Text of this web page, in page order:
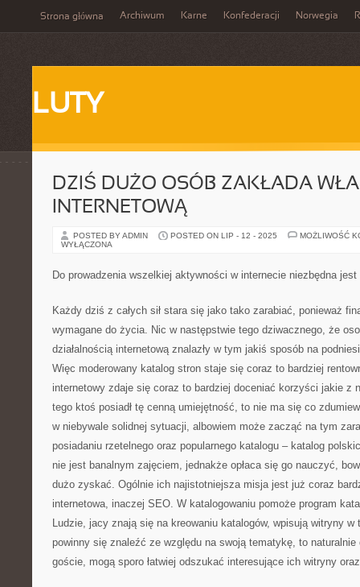
Strona główna Archiwum Karne Konfederacji Norwegia
LUTY
DZIŚ DUŻO OSÓB ZAKŁADA
INTERNETOWĄ
POSTED BY ADMIN POSTED ON LIP - 12 - 2025
MOŻLIWOŚĆ
WYŁĄCZONA
Do prowadzenia wszelkiej aktywności w internecie niezbędna
Każdy dziś z całych sił stara się jako tako zarabiać, ponieważ
wymagane do życia. Nic w następstwie tego dziwacznego, że
działalnością internetową znalazły w tym jakiś sposób na
Więc moderowany katalog stron staje się coraz to bardziej
internetowy zdaje się coraz to bardziej doceniać korzyści jakie z
tego ktoś posiadł tę cenną umiejętność, to nie ma się co
w niebywale solidnej sytuacji, albowiem może zacząć na tym
posiadaniu rzetelnego oraz popularnego katalogu – katalog
nie jest banalnym zajęciem, jednakże opłaca się go nauczyć,
dużo zyskać. Ogólnie ich najistotniejsza misja jest już coraz
internetowa, inaczej SEO. W katalogowaniu pomoże program
Ludzie, jacy znają się na kreowaniu katalogów, wpisują witryny
powinny się znaleźć ze względu na swoją tematykę, to
goście, mogą sporo łatwiej odszukać interesujące ich witryny